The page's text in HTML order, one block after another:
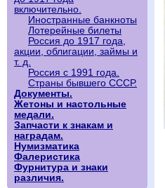
включительно.
Иностранные банкноты
Лотерейные билеты
Россия до 1917 года,
акции, облигации, займы и
т. д.
Россия с 1991 года.
Страны бывшего СССР.
Документы.
Жетоны и настольные
медали.
Запчасти к знакам и
наградам.
Нумизматика
Фалеристика
Фурнитура и знаки
различия.